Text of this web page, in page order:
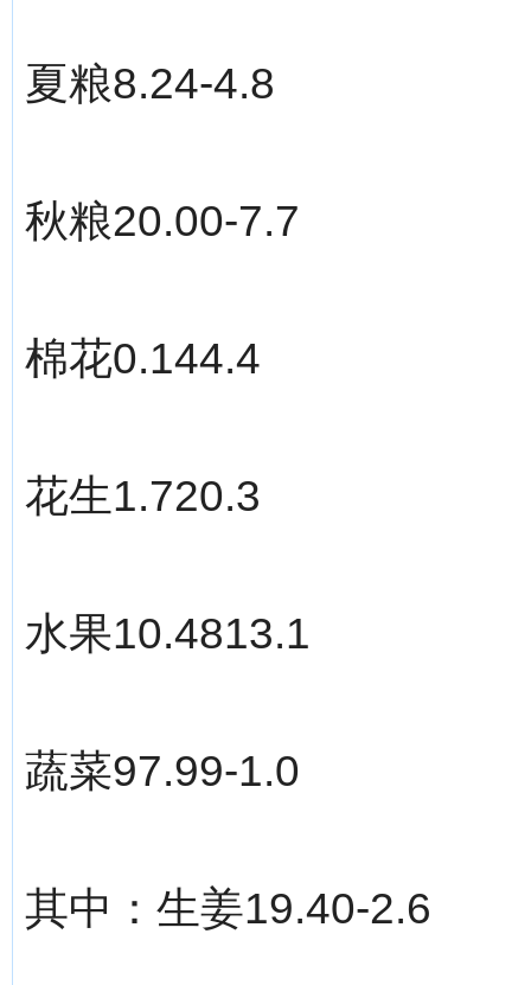
夏粮8.24-4.8
秋粮20.00-7.7
棉花0.144.4
花生1.720.3
水果10.4813.1
蔬菜97.99-1.0
其中：生姜19.40-2.6